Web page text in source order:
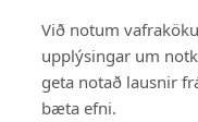
Við notum
upplýsingar um
geta notað lausnir
bæta efni.
Styttu þér
Mest